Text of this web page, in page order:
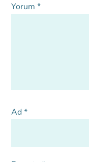
Yorum*
Ad*